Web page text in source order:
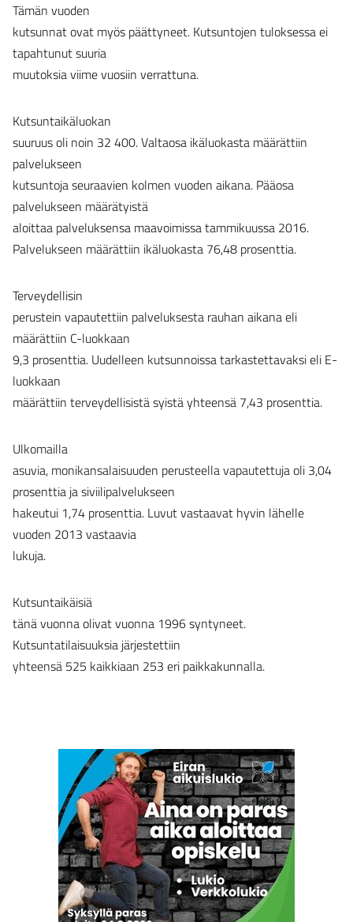
Tämän vuoden
kutsunnat ovat myös päättyneet. Kutsuntojen tuloksessa ei
tapahtunut suuria
muutoksia viime vuosiin verrattuna.
Kutsuntaikäluokan
suuruus oli noin 32 400. Valtaosa ikäluokasta määrättiin
palvelukseen
kutsuntoja seuraavien kolmen vuoden aikana. Pääosa
palvelukseen määrätyistä
aloittaa palveluksensa maavoimissa tammikuussa 2016.
Palvelukseen määrättiin ikäluokasta 76,48 prosenttia.
Terveydellisin
perustein vapautettiin palveluksesta rauhan aikana eli
määrättiin C-luokkaan
9,3 prosenttia. Uudelleen kutsunnoissa tarkastettavaksi eli E-
luokkaan
määrättiin terveydellisistä syistä yhteensä 7,43 prosenttia.
Ulkomailla
asuvia, monikansalaisuuden perusteella vapautettuja oli 3,04
prosenttia ja siviilipalvelukseen
hakeutui 1,74 prosenttia. Luvut vastaavat hyvin lähelle
vuoden 2013 vastaavia
lukuja.
Kutsuntaikäisiä
tänä vuonna olivat vuonna 1996 syntyneet.
Kutsuntatilaisuuksia järjestettiin
yhteensä 525 kaikkiaan 253 eri paikkakunnalla.